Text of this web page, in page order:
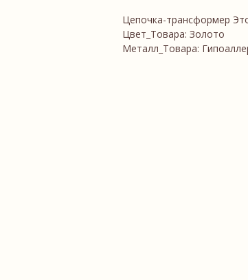
Цепочка-трансформер
Цвет_Товара: Золото
Металл_Товара: